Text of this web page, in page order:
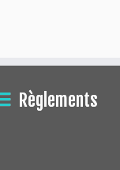
Règlements